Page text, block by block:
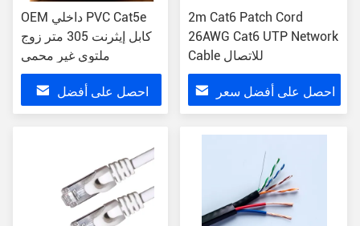
OEM داخلي PVC Cat5e
كابل إيثرنت 305 متر زوج
ملتوي غير محمي
احصل على أفضل
2m Cat6 Patch Cord
26AWG Cat6 UTP Network
Cable للاتصال
احصل على أفضل سعر